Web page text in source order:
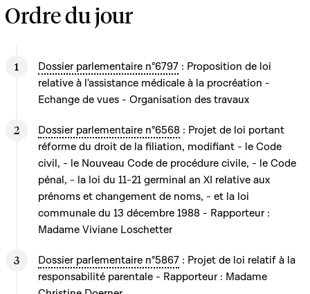
Ordre du jour
Dossier parlementaire n°6797 : Proposition de loi
relative à l'assistance médicale à la procréation -
Echange de vues - Organisation des travaux
Dossier parlementaire n°6568 : Projet de loi portant
réforme du droit de la filiation, modifiant - le Code
civil, - le Nouveau Code de procédure civile, - le Code
pénal, - la loi du 11-21 germinal an XI relative aux
prénoms et changement de noms, - et la loi
communale du 13 décembre 1988 - Rapporteur :
Madame Viviane Loschetter
Dossier parlementaire n°5867 : Projet de loi relatif à la
responsabilité parentale - Rapporteur : Madame